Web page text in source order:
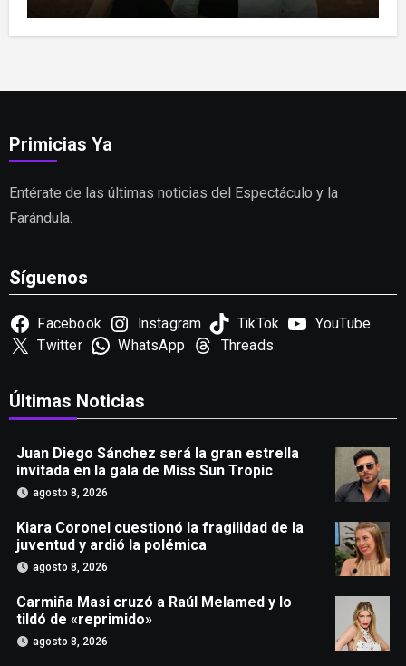
Primicias Ya
Entérate de las últimas noticias del Espectáculo y la
Farándula.
Síguenos
Facebook Instagram TikTok
YouTube
Twitter
WhatsApp Threads
Últimas Noticias
Juan Diego Sánchez será la gran estrella
invitada en la gala de Miss Sun Tropic
agosto 8, 2026
Kiara Coronel cuestionó la fragilidad de la
juventud y ardió la polémica
agosto 8, 2026
Carmiña Masi cruzó a Raúl Melamed y lo
tildó de «reprimido»
agosto 8, 2026